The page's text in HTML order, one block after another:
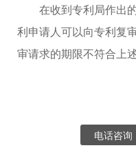
在收到专利局作出的
利申请人可以向专利复
审请求的期限不符合上
电话咨询